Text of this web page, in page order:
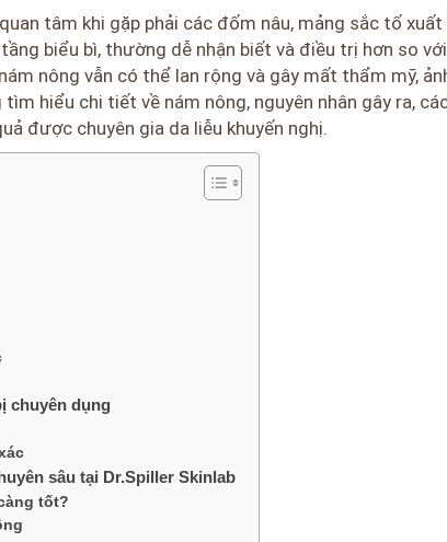
tâm khi gặp phải các đốm nâu, mảng sắc tố
biểu bì, thường dễ nhận biết và điều trị hơn so với
nông vẫn có thể lan rộng và gây mất thẩm mỹ,
hiểu chi tiết về nám nông, nguyên nhân gây ra,
được chuyên gia da liễu khuyến nghị.
chuyên dụng
sâu tại Dr.Spiller Skinlab
tốt?